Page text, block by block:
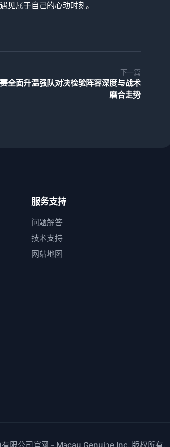
见属于自己的心动时刻。
下一篇
全面升温强队对决检验阵容深度与战术
磨合走势
服务支持
问题解答
技术支持
网站地图
限公司官网 - Macau Genuine Inc. 版权所有.